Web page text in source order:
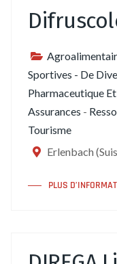
Sportives - De
Pharmaceutique
Assurances -
Tourisme
Erlenbach
PLUS